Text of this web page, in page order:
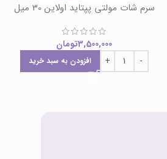
سرم شات مولتی پپتاید اولاین 30 میل
3,500,000تومان
افزودن به سبد خرید